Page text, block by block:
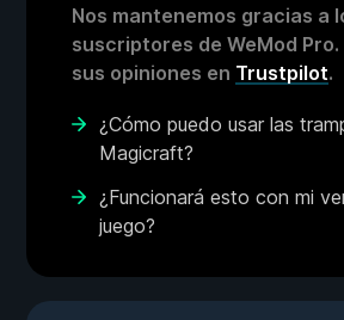
Nos mantenemos gracias a
suscriptores de WeMod
sus opiniones en Trustpilot.
¿Cómo puedo usar las
Magicraft?
¿Funcionará esto con mi
juego?